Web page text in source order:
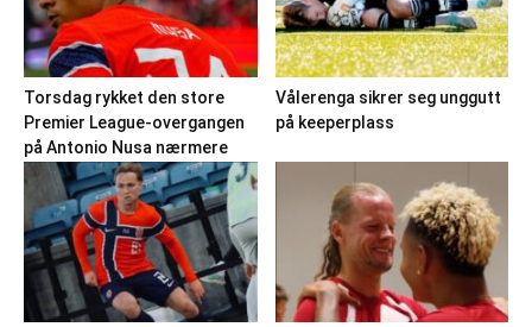
Torsdag rykket den store
Premier League-overgangen
på Antonio Nusa nærmere
Vålerenga sikrer seg unggutt
på keeperplass